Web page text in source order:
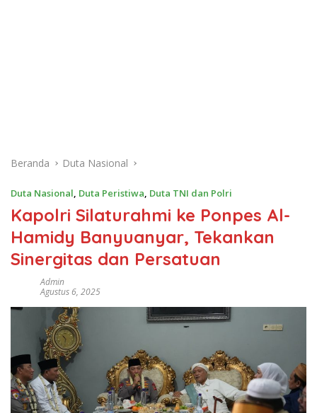
Beranda Duta Nasional
Duta Nasional, Duta Peristiwa, Duta TNI dan Polri
Kapolri Silaturahmi ke Ponpes Al-
Hamidy Banyuanyar, Tekankan
Sinergitas dan Persatuan
Admin
Agustus 6, 2025